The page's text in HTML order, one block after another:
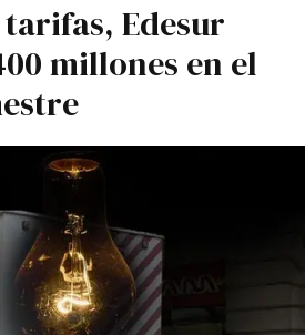
Edesur
millones en el